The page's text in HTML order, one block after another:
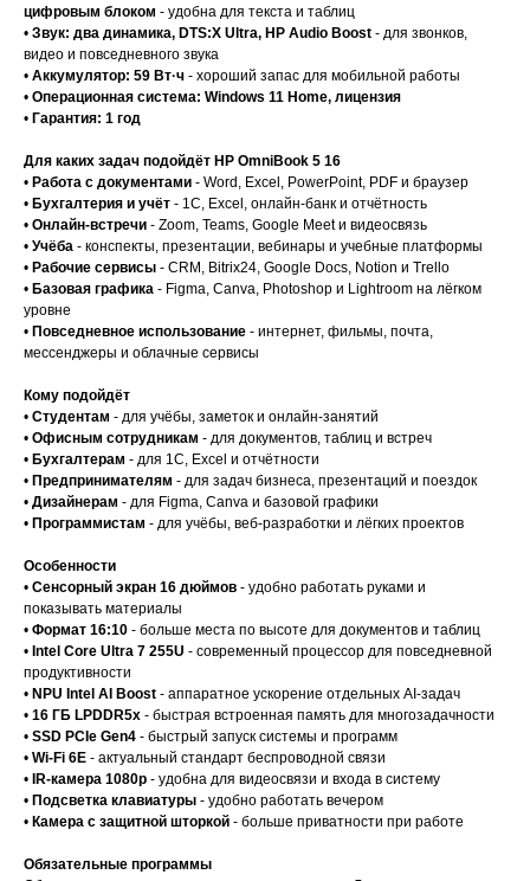
цифровым блоком - удобна для текста и таблиц
• Звук: два динамика, DTS:X Ultra, HP Audio Boost - для звонков,
видео и повседневного звука
• Аккумулятор: 59 Вт·ч - хороший запас для мобильной работы
• Операционная система: Windows 11 Home, лицензия
• Гарантия: 1 год
Для каких задач подойдёт HP OmniBook 5 16
• Работа с документами - Word, Excel, PowerPoint, PDF и браузер
• Бухгалтерия и учёт - 1С, Excel, онлайн-банк и отчётность
• Онлайн-встречи - Zoom, Teams, Google Meet и видеосвязь
• Учёба - конспекты, презентации, вебинары и учебные платформы
• Рабочие сервисы - CRM, Bitrix24, Google Docs, Notion и Trello
• Базовая графика - Figma, Canva, Photoshop и Lightroom на лёгком
уровне
• Повседневное использование - интернет, фильмы, почта,
мессенджеры и облачные сервисы
Кому подойдёт
• Студентам - для учёбы, заметок и онлайн-занятий
• Офисным сотрудникам - для документов, таблиц и встреч
• Бухгалтерам - для 1С, Excel и отчётности
• Предпринимателям - для задач бизнеса, презентаций и поездок
• Дизайнерам - для Figma, Canva и базовой графики
• Программистам - для учёбы, веб-разработки и лёгких проектов
Особенности
• Сенсорный экран 16 дюймов - удобно работать руками и
показывать материалы
• Формат 16:10 - больше места по высоте для документов и таблиц
• Intel Core Ultra 7 255U - современный процессор для повседневной
продуктивности
• NPU Intel AI Boost - аппаратное ускорение отдельных AI-задач
• 16 ГБ LPDDR5x - быстрая встроенная память для многозадачности
• SSD PCIe Gen4 - быстрый запуск системы и программ
• Wi-Fi 6E - актуальный стандарт беспроводной связи
• IR-камера 1080p - удобна для видеосвязи и входа в систему
• Подсветка клавиатуры - удобно работать вечером
• Камера с защитной шторкой - больше приватности при работе
Обязательные программы